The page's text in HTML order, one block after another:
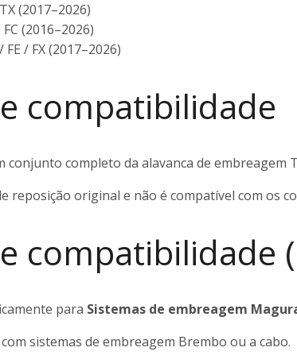
(2017–2026)
(2016–2026)
FE / FX (2017–2026)
compatibilidade
conjunto completo da alavanca de embreagem
reposição original e não é compatível com os
compatibilidade
para Sistemas de embreagem
sistemas de embreagem Brembo ou a cabo.